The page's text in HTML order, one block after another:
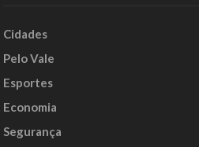
Cidades
Pelo Vale
Esportes
Economia
Segurança